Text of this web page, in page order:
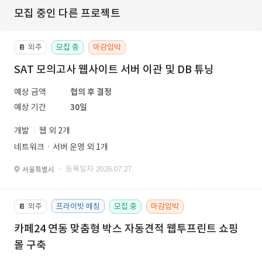
모집 중인 다른 프로젝트
📔 외주 모집 중 마감임박
SAT 모의고사 웹사이트 서버 이관 및 DB 튜닝
예상 금액
협의 후 결정
예상 기간
30일
개발
웹 외 2개
네트워크ㆍ서버 운영 외 1개
서울특별시 · 등록일자 2026.07.27.
📔 외주 프라이빗 매칭 모집 중 마감임박
카페24 연동 맞춤형 박스 자동견적 웹투프린트 쇼핑
몰 구축